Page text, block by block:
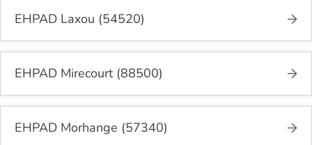
EHPAD Laxou (54520)
EHPAD Mirecourt (88500)
EHPAD Morhange (57340)